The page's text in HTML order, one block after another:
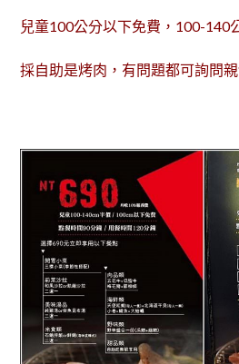
兒童100公分以下免費，100-140
採自助是烤肉，有問題都可詢問